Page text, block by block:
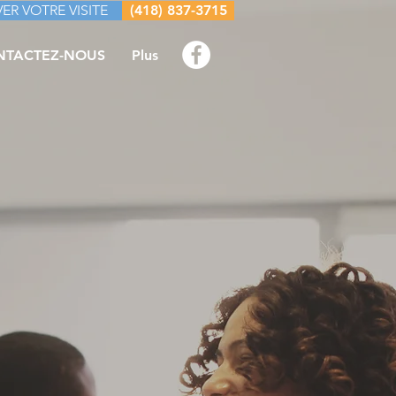
VOTRE VISITE (418) 837-3715
NOUS Plus